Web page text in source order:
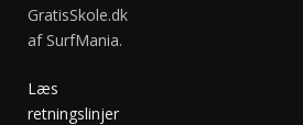
GratisSkole.dk
af SurfMania.
Læs
retningslinjer